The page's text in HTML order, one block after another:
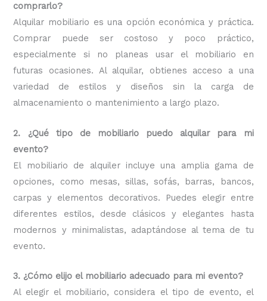
comprarlo?
Alquilar mobiliario es una opción económica y práctica.
Comprar puede ser costoso y poco práctico,
especialmente si no planeas usar el mobiliario en
futuras ocasiones. Al alquilar, obtienes acceso a una
variedad de estilos y diseños sin la carga de
almacenamiento o mantenimiento a largo plazo.
2. ¿Qué tipo de mobiliario puedo alquilar para mi
evento?
El mobiliario de alquiler incluye una amplia gama de
opciones, como mesas, sillas, sofás, barras, bancos,
carpas y elementos decorativos. Puedes elegir entre
diferentes estilos, desde clásicos y elegantes hasta
modernos y minimalistas, adaptándose al tema de tu
evento.
3. ¿Cómo elijo el mobiliario adecuado para mi evento?
Al elegir el mobiliario, considera el tipo de evento, el